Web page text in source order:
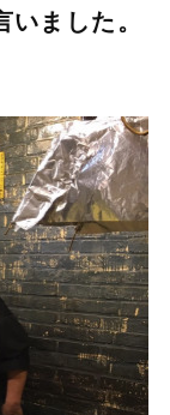
ました。